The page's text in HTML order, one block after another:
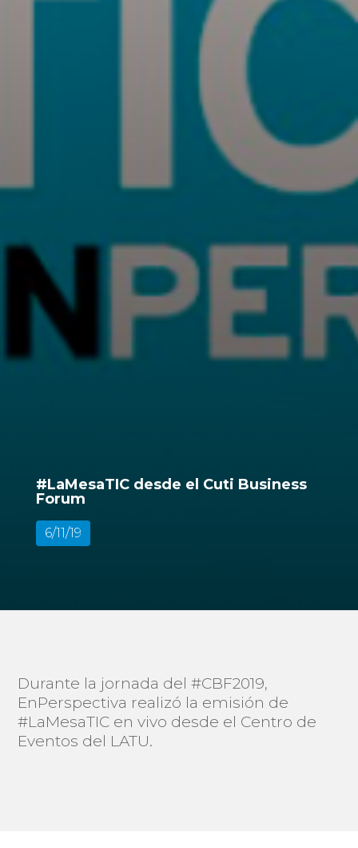
#LaMesaTIC desde el Cuti Business
Forum
6/11/19
Durante la jornada del #CBF2019,
EnPerspectiva realizó la emisión de
#LaMesaTIC en vivo desde el Centro de
Eventos del LATU.